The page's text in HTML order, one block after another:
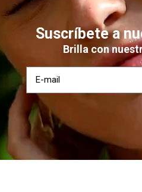
Suscríbete a
Brilla con